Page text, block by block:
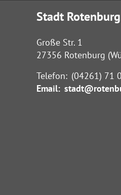
Stadt
Große Str. 1
27356 Rotenburg
Telefon: (04261) 71 0
Email: